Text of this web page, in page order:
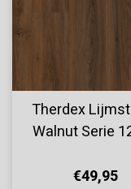
Therdex
Walnut Serie
€49,95